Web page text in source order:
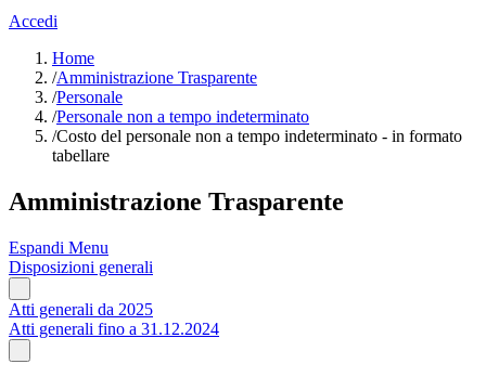
Accedi
Home
/Amministrazione Trasparente
/Personale
/Personale non a tempo indeterminato
/Costo del personale non a tempo indeterminato - in formato
tabellare
Amministrazione Trasparente
Espandi Menu
Disposizioni generali
Atti generali da 2025
Atti generali fino a 31.12.2024